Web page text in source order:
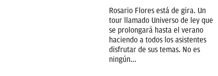
Rosario Flores está de gira. Un
tour llamado Universo de ley que
se prolongará hasta el verano
haciendo a todos los asistentes
disfrutar de sus temas. No es
ningún...